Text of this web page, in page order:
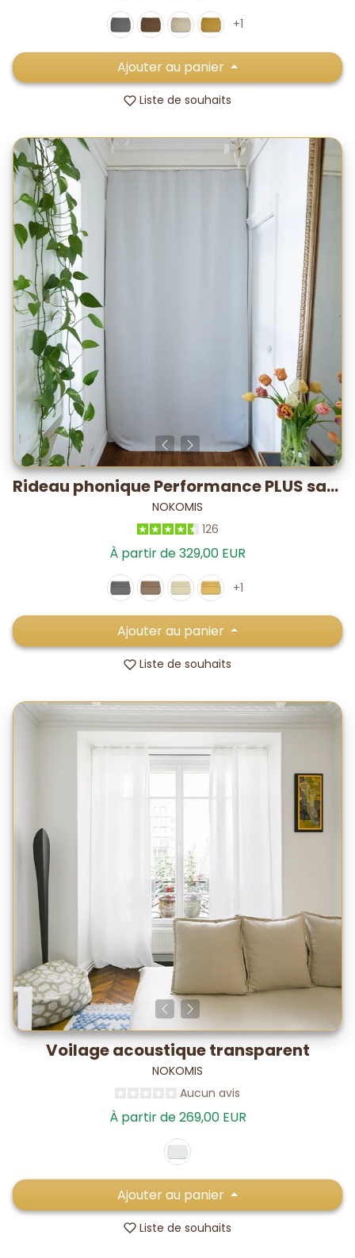
+1
Ajouter au panier
Liste de souhaits
Rideau phonique Performance PLUS satin – testé labo -28,2 dB*
NOKOMIS
126
À partir de 329,00 EUR
+1
Ajouter au panier
Liste de souhaits
Voilage acoustique transparent
NOKOMIS
Aucun avis
À partir de 269,00 EUR
Ajouter au panier
Liste de souhaits